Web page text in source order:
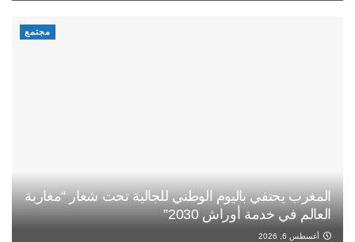
مجتمع
المغرب يحتفي باليوم الوطني للجالية تحت شعار “مغاربة
العالم في خدمة أوراش 2030”
أغسطس 6, 2026